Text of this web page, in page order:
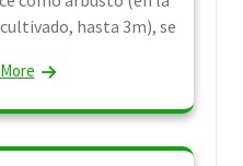
hasta 3m), se